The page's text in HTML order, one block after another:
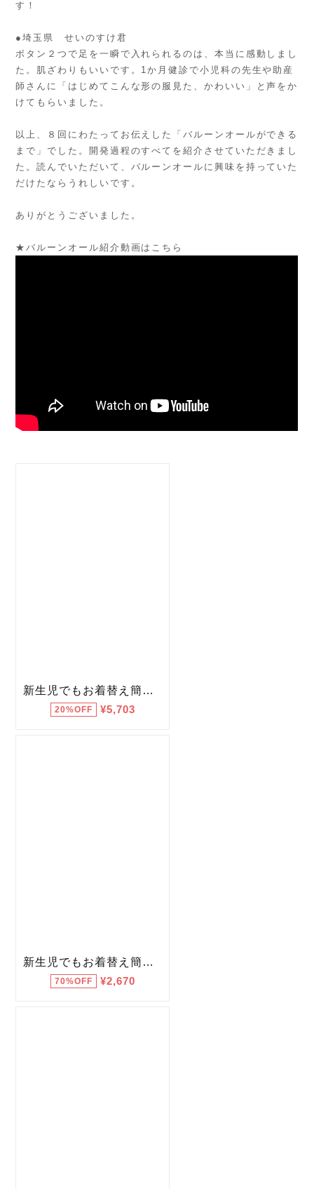
す！
●埼玉県 せいのすけ君
ボタン２つで足を一瞬で入れられるのは、本当に感動しまし
た。肌ざわりもいいです。1か月健診で小児科の先生や助産
師さんに「はじめてこんな形の服見た、かわいい」と声をか
けてもらいました。
以上、８回にわたってお伝えした「バルーンオールができる
まで」でした。開発過程のすべてを紹介させていただきまし
た。読んでいただいて、バルーンオールに興味を持っていた
だけたならうれしいです。
ありがとうございました。
★バルーンオール紹介動画はこちら